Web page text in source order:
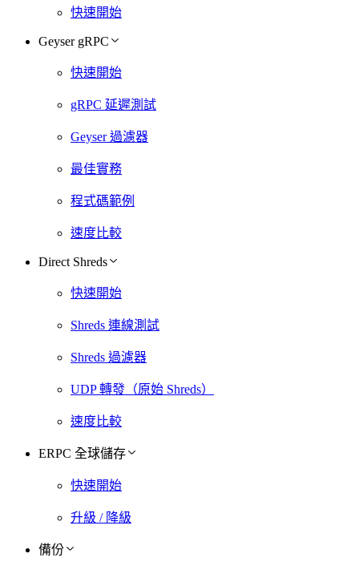
快速開始
Geyser gRPC
快速開始
gRPC 延遲測試
Geyser 過濾器
最佳實務
程式碼範例
速度比較
Direct Shreds
快速開始
Shreds 連線測試
Shreds 過濾器
UDP 轉發（原始 Shreds）
速度比較
ERPC 全球儲存
快速開始
升級 / 降級
備份